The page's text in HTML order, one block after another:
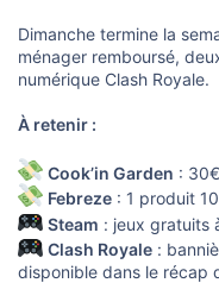
Dimanche termine la
ménager remboursé,
numérique Clash Royale.
À retenir :
Cook’in Garden :
Febreze: 1 produit
Steam : jeux gratuits
Clash Royale:
disponible dans le récap